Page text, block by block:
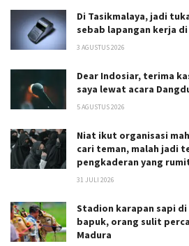
Di Tasikmalaya, jadi
sebab lapangan kerja
3 AGUSTUS 2026
Dear Indosiar, terima
saya lewat acara
5 AGUSTUS 2026
Niat ikut organisasi
cari teman, malah jadi
pengkaderan yang
31 JULI 2026
Stadion karapan sapi
bapuk, orang sulit
Madura